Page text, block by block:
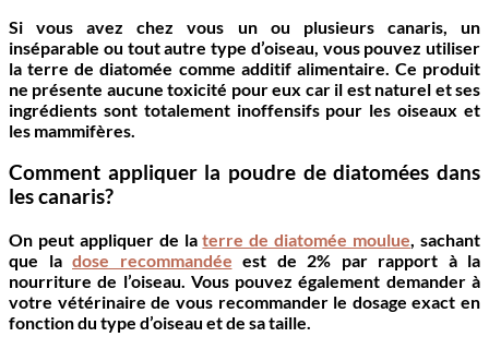
Si vous avez chez vous un ou plusieurs canaris, un
inséparable ou tout autre type d’oiseau, vous pouvez utiliser
la terre de diatomée comme additif alimentaire . Ce produit
ne présente aucune toxicité pour eux car il est naturel et ses
ingrédients sont totalement inoffensifspour les oiseaux et
les mammifères.
Comment appliquer la poudre de diatomées dans
les canaris?
On peut appliquer de laterre de diatomée moulue, sachant
que la dose recommandée est de 2% par rapport à la
nourriture de l’oiseau. Vous pouvez également demander à
votre vétérinaire de vous recommander le dosage exact en
fonction du type d’oiseau et de sa taille.